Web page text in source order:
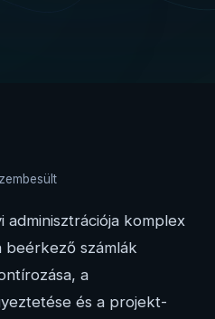
adminisztrációja komplex
beérkező számlák
a
és a projekt-